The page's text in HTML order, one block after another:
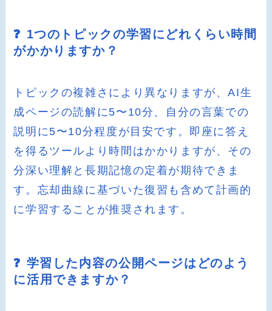
❓ 1つのトピックの学習にどれくらい時間
がかかりますか？
トピックの複雑さにより異なりますが、AI生
成ページの読解に5〜10分、自分の言葉での
説明に5〜10分程度が目安です。即座に答え
を得るツールより時間はかかりますが、その
分深い理解と長期記憶の定着が期待できま
す。忘却曲線に基づいた復習も含めて計画的
に学習することが推奨されます。
❓ 学習した内容の公開ページはどのよう
に活用できますか？